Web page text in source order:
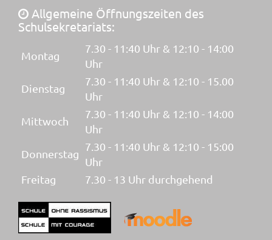
Allgemeine Öffnungszeiten des
Schulsekretariats:
Montag
7.30 - 11:40 Uhr & 12:10 - 14:00
Uhr
Dienstag
7.30 - 11:40 Uhr & 12:10 - 15.00
Uhr
Mittwoch
7.30 - 11:40 Uhr & 12:10 - 14:00
Uhr
Donnerstag
7.30 - 11:40 Uhr & 12:10 - 15:00
Uhr
Freitag
7.30 - 13 Uhr durchgehend